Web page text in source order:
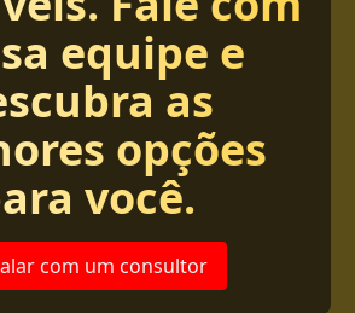
equipe e
as
opções
você.
com um consultor